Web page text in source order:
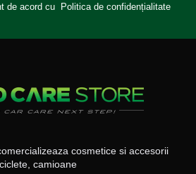
de acord cu Politica de confidențialitate
cosmetice si accesorii
camioane